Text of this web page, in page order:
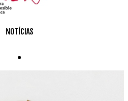
NOTÍCIAS
.